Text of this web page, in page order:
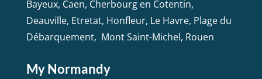
Bayeux, Caen, Cherbourg en Cotentin,
Deauville, Etretat, Honfleur, Le Havre, Plage du
Débarquement, Mont Saint-Michel, Rouen
My Normandy